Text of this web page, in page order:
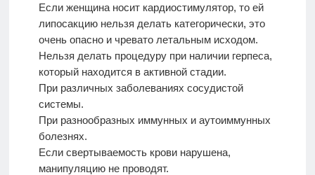
Если женщина носит кардиостимулятор, то ей
липосакцию нельзя делать категорически, это
очень опасно и чревато летальным исходом.
Нельзя делать процедуру при наличии герпеса,
который находится в активной стадии.
При различных заболеваниях сосудистой
системы.
При разнообразных иммунных и аутоиммунных
болезнях.
Если свертываемость крови нарушена,
манипуляцию не проводят.